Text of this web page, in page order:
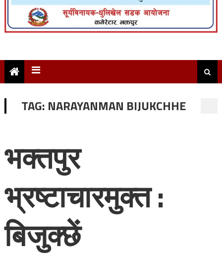
TAG: NARAYANMAN BIJUKCHHE
भक्तपुर
भ्रष्टाचारमुक्त :
बिजुक्छें